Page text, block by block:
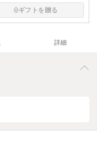
ギフトを贈る
詳細